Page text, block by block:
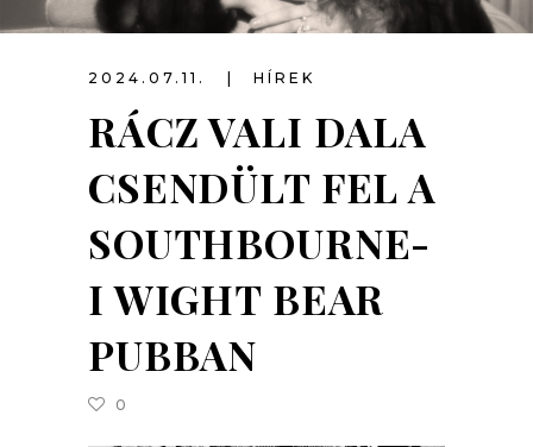
2024.07.11. HÍREK
RÁCZ VALI DALA
CSENDÜLT FEL A
SOUTHBOURNE-
I WIGHT BEAR
PUBBAN
0